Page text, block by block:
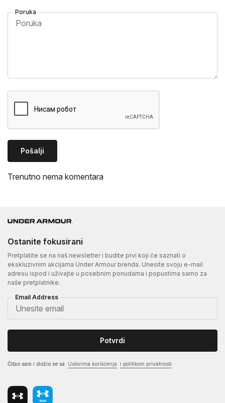
Poruka
Pošalji
Trenutno nema komentara
Ostanite fokusirani
Pretplatite se na naš newsletter i budite prvi koji će saznati o
ekskluzivnim akcijama Under Armour brenda. Unesite svoju e-mail
adresu ispod i uživajte u posebnim ponudama i popustima samo za
naše pretplatnike.
Email Address
Potvrdi
Čitao sam i složio se sa Uslovima korišćenja i politikom privatnosti